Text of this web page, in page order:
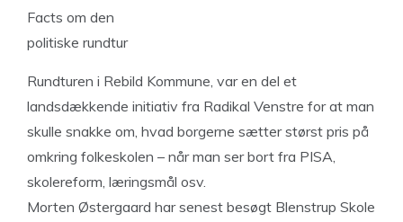
Facts om den
politiske rundtur
Rundturen i Rebild Kommune, var en del et
landsdækkende initiativ fra Radikal Venstre for at man
skulle snakke om, hvad borgerne sætter størst pris på
omkring folkeskolen – når man ser bort fra PISA,
skolereform, læringsmål osv.
Morten Østergaard har senest besøgt Blenstrup Skole